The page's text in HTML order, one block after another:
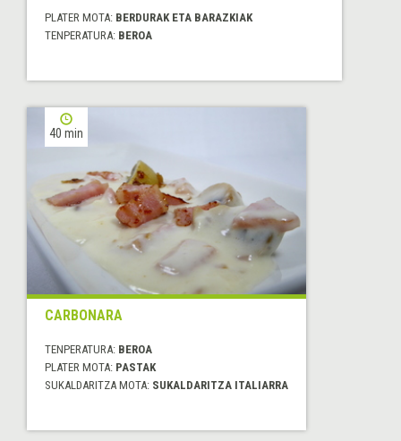
PLATER MOTA: BERDURAK ETA BARAZKIAK
TENPERATURA: BEROA
40 min
CARBONARA
TENPERATURA: BEROA
PLATER MOTA: PASTAK
SUKALDARITZA MOTA: SUKALDARITZA ITALIARRA